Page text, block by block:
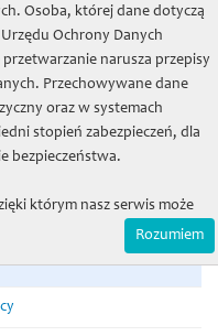
Osoba, której dane dotyczą
Ochrony Danych
narusza przepisy
Przechowywane dane
oraz w systemach
stopień zabezpieczeń, dla
bezpieczeństwa.
którym nasz serwis może
Rozumiem